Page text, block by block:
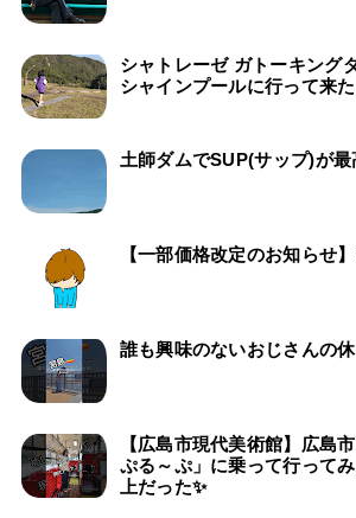
シャトレーゼ ガトーキング
シャインプールに行って来た
土師ダムでSUP(サップ)が最
【一部価格改定のお知らせ
誰も興味のないおじさんの
【広島市現代美術館】広島
ぷる～ぷ」に乗って行って
上だった✨